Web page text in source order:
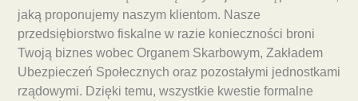
jaką proponujemy naszym klientom. Nasze
przedsiębiorstwo fiskalne w razie konieczności broni
Twoją biznes wobec Organem Skarbowym, Zakładem
Ubezpieczeń Społecznych oraz pozostałymi jednostkami
rządowymi. Dzięki temu, wszystkie kwestie formalne